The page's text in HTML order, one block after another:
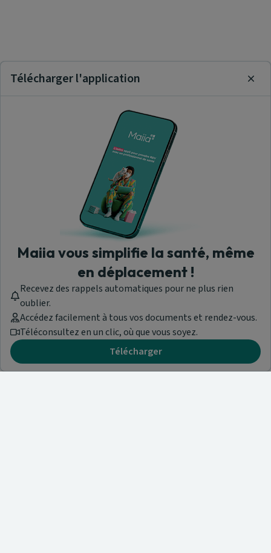
Télécharger l'application
Maiia vous simplifie la santé, même
en déplacement !
Recevez des rappels automatiques pour ne plus rien
oublier.
Accédez facilement à tous vos documents et rendez-vous.
Téléconsultez en un clic, où que vous soyez.
Télécharger